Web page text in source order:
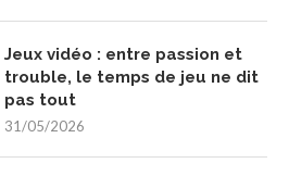
Jeux vidéo : entre passion et
trouble, le temps de jeu ne dit
pas tout
31/05/2026